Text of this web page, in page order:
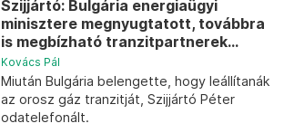
Szijjártó: Bulgária energiaügyi
minisztere megnyugtatott, továbbra
is megbízható tranzitpartnerek...
Kovács Pál
Miután Bulgária belengette, hogy leállítanák
az orosz gáz tranzitját, Szijjártó Péter
odatelefonált.